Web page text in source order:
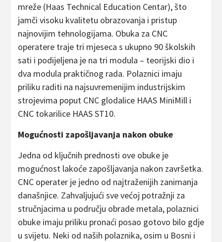
mreže (Haas Technical Education Centar), što
jamči visoku kvalitetu obrazovanja i pristup
najnovijim tehnologijama. Obuka za CNC
operatere traje tri mjeseca s ukupno 90 školskih
sati i podijeljena je na tri modula – teorijski dio i
dva modula praktičnog rada. Polaznici imaju
priliku raditi na najsuvremenijim industrijskim
strojevima poput CNC glodalice HAAS MiniMill i
CNC tokarilice HAAS ST10.
Mogućnosti zapošljavanja nakon obuke
Jedna od ključnih prednosti ove obuke je
mogućnost lakoće zapošljavanja nakon završetka.
CNC operater je jedno od najtraženijih zanimanja
današnjice. Zahvaljujući sve većoj potražnji za
stručnjacima u području obrade metala, polaznici
obuke imaju priliku pronaći posao gotovo bilo gdje
u svijetu. Neki od naših polaznika, osim u Bosni i